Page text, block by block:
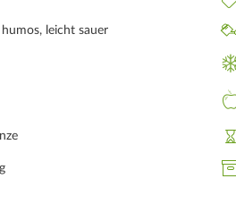
leicht sauer